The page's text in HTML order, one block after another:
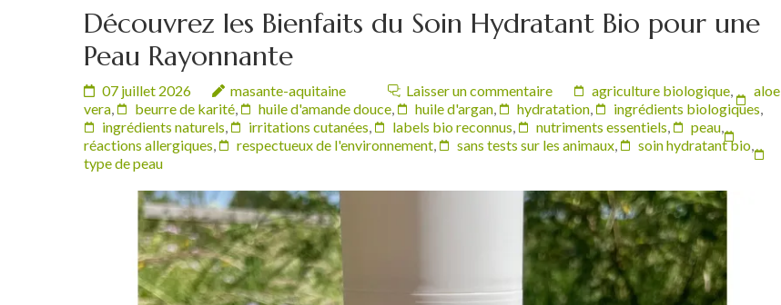
Découvrez les Bienfaits du Soin Hydratant Bio pour une
Peau Rayonnante
07 juillet 2026 masante-aquitaine Laisser un commentaire agriculture biologique,
aloe
vera, beurre de karité, huile d'amande douce, huile d'argan, hydratation, ingrédients biologiques,
ingrédients naturels, irritations cutanées, labels bio reconnus, nutriments essentiels, peau,
réactions allergiques, respectueux de l'environnement, sans tests sur les animaux, soin hydratant bio,
type de peau